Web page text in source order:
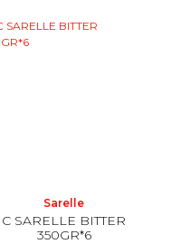
Sarelle
C SARELLE BITTER
350GR*6